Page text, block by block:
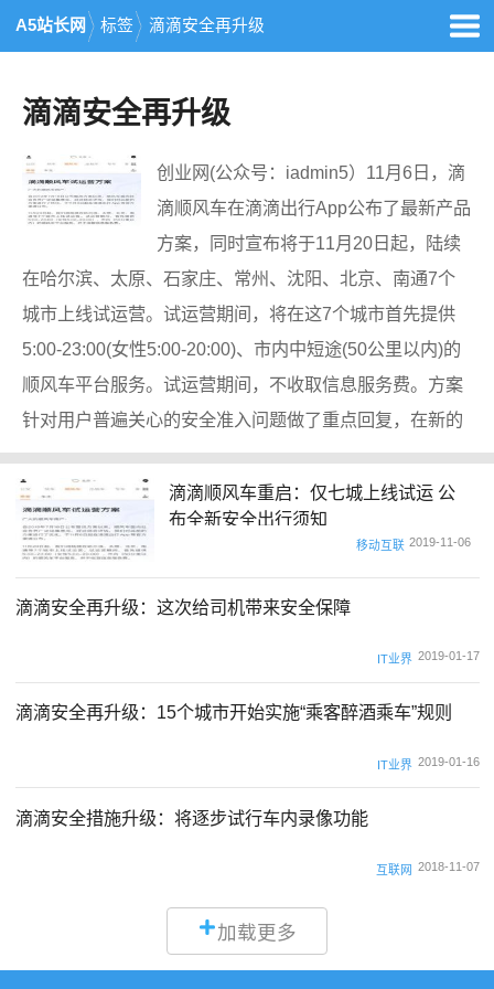
A5站长网 标签 滴滴安全再升级
滴滴安全再升级
创业网(公众号：iadmin5）11月6日，滴
滴顺风车在滴滴出行App公布了最新产品
方案，同时宣布将于11月20日起，陆续
在哈尔滨、太原、石家庄、常州、沈阳、北京、南通7个
城市上线试运营。试运营期间，将在这7个城市首先提供
5:00-23:00(女性5:00-20:00)、市内中短途(50公里以内)的
顺风车平台服务。试运营期间，不收取信息服务费。方案
针对用户普遍关心的安全准入问题做了重点回复，在新的
滴滴顺风车重启：仅七城上线试运 公
布全新安全出行须知
移动互联 2019-11-06
滴滴安全再升级：这次给司机带来安全保障
IT业界 2019-01-17
滴滴安全再升级：15个城市开始实施“乘客醉酒乘车”规则
IT业界 2019-01-16
滴滴安全措施升级：将逐步试行车内录像功能
互联网 2018-11-07
加载更多